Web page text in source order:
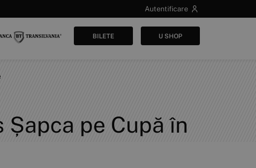
Autentificare
BILETE U SHOP
Șapca pe Cupă în